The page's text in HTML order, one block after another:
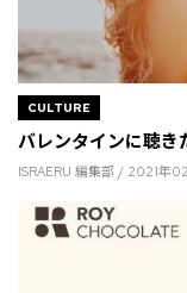
CULTURE
バレンタインに聴
ISRAERU 編集部 / 2021年